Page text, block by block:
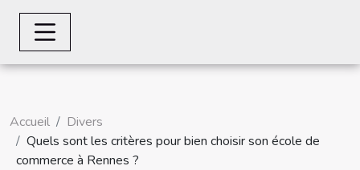
Accueil
Divers
Quels sont les critères pour bien choisir son école de
commerce à Rennes ?